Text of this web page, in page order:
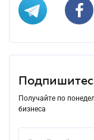
Получайте по
бизнеса